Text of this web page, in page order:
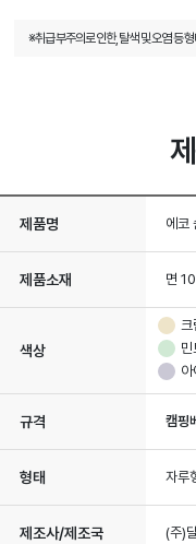
※취급 부주의로 인한, 탈색 및 오염 등
제품명 에코
제품소재 면
색상
크
민
아
규격 캠핑
형태 자루
제조사/제조국 (주)